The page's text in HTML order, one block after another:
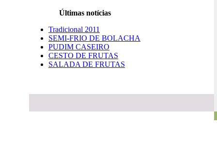
Últimas notícias
Tradicional 2011
SEMI-FRIO DE BOLACHA
PUDIM CASEIRO
CESTO DE FRUTAS
SALADA DE FRUTAS